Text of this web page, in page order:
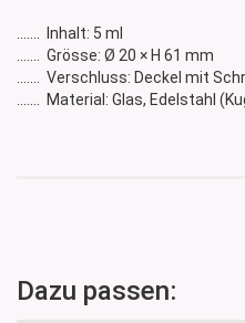
....... Inhalt: 5 ml
....... Grösse: Ø 20 × H 61 mm
....... Verschluss: Deckel mit
....... Material: Glas, Edelstahl
Dazu passen: